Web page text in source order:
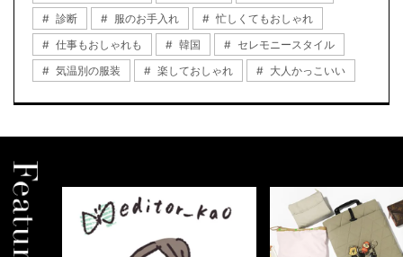
診断
服のお手入れ
忙しくてもおしゃれ
仕事もおしゃれも
韓国
セレモニースタイル
気温別の服装
楽しておしゃれ 大人かっこいい